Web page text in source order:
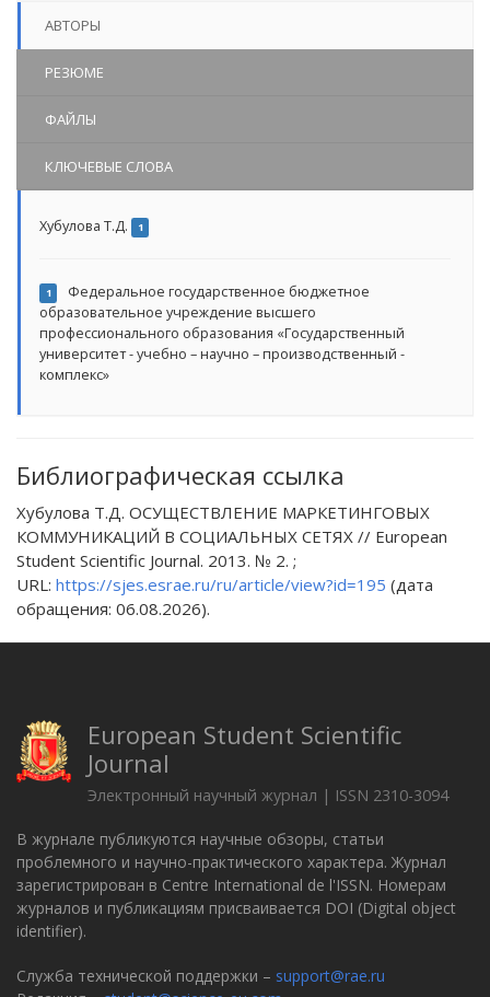
АВТОРЫ
РЕЗЮМЕ
ФАЙЛЫ
КЛЮЧЕВЫЕ СЛОВА
Хубулова Т.Д. 1
1
Федеральное государственное бюджетное
образовательное учреждение высшего
профессионального образования «Государственный
университет - учебно – научно – производственный -
комплекс»
Библиографическая ссылка
Хубулова Т.Д. ОСУЩЕСТВЛЕНИЕ МАРКЕТИНГОВЫХ
КОММУНИКАЦИЙ В СОЦИАЛЬНЫХ СЕТЯХ // European
Student Scientific Journal. 2013. № 2. ;
URL: https://sjes.esrae.ru/ru/article/view?id=195 (дата
обращения: 06.08.2026).
European Student Scientific
Journal
Электронный научный журнал | ISSN 2310-3094
В журнале публикуются научные обзоры, статьи
проблемного и научно-практического характера. Журнал
зарегистрирован в Centre International de l'ISSN. Номерам
журналов и публикациям присваивается DOI (Digital object
identifier).
Служба технической поддержки – support@rae.ru